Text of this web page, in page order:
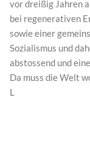
vor dreißig Jahren
bei regenerativen
sowie einer
Sozialismus und
abstossend und
Da muss die Welt
L